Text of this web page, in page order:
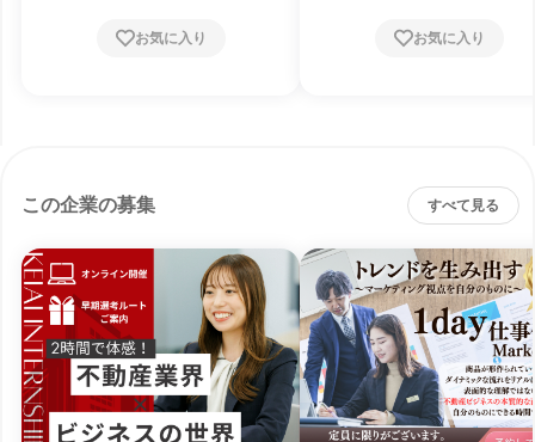
お気に入り お気に入り
この企業の募集 すべて見る